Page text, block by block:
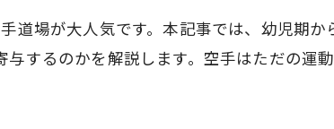
道場が大人気です。本記事では、幼児期か
するのかを解説します。空手はただの運